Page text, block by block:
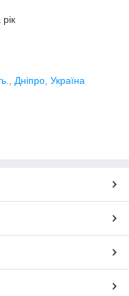
Дніпро, Україна